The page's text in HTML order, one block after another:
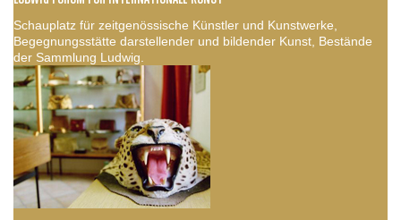
Schauplatz für zeitgenössische Künstler und Kunstwerke,
Begegnungsstätte darstellender und bildender Kunst, Bestände
der Sammlung Ludwig.